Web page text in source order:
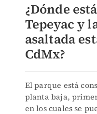
¿Dónde
Tepeyac y
asaltada
CdMx?
El parque está
planta baja,
en los cuales se